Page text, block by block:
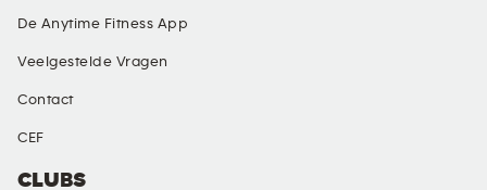
CLUBS
De Anytime Fitness App
Veelgestelde Vragen
Contact
CEF